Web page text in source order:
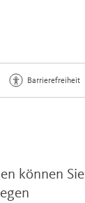
Barrierefreiheit
können Sie